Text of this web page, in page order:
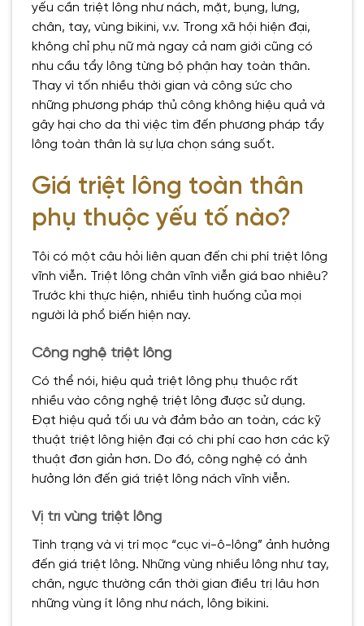
yếu cần triệt lông như nách, mặt, bụng, lưng,
chân, tay, vùng bikini, v.v. Trong xã hội hiện đại,
không chỉ phụ nữ mà ngay cả nam giới cũng có
nhu cầu tẩy lông từng bộ phận hay toàn thân.
Thay vì tốn nhiều thời gian và công sức cho
những phương pháp thủ công không hiệu quả và
gây hại cho da thì việc tìm đến phương pháp tẩy
lông toàn thân là sự lựa chọn sáng suốt.
Giá triệt lông toàn thân
phụ thuộc yếu tố nào?
Tôi có một câu hỏi liên quan đến chi phí triệt lông
vĩnh viễn. Triệt lông chân vĩnh viễn giá bao nhiêu?
Trước khi thực hiện, nhiều tình huống của mọi
người là phổ biến hiện nay.
Công nghệ triệt lông
Có thể nói, hiệu quả triệt lông phụ thuộc rất
nhiều vào công nghệ triệt lông được sử dụng.
Đạt hiệu quả tối ưu và đảm bảo an toàn, các kỹ
thuật triệt lông hiện đại có chi phí cao hơn các kỹ
thuật đơn giản hơn. Do đó, công nghệ có ảnh
hưởng lớn đến giá triệt lông nách vĩnh viễn.
Vị trí vùng triệt lông
Tình trạng và vị trí mọc “cục vi-ô-lông” ảnh hưởng
đến giá triệt lông. Những vùng nhiều lông như tay,
chân, ngực thường cần thời gian điều trị lâu hơn
những vùng ít lông như nách, lông bikini.